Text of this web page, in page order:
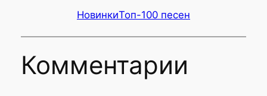
НовинкиТоп-100 песен
Комментарии